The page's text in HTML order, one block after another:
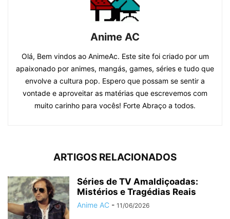
Anime AC
Olá, Bem vindos ao AnimeAc. Este site foi criado por um
apaixonado por animes, mangás, games, séries e tudo que
envolve a cultura pop. Espero que possam se sentir a
vontade e aproveitar as matérias que escrevemos com
muito carinho para vocês! Forte Abraço a todos.
ARTIGOS RELACIONADOS
Séries de TV Amaldiçoadas:
Mistérios e Tragédias Reais
Anime AC - 11/06/2026